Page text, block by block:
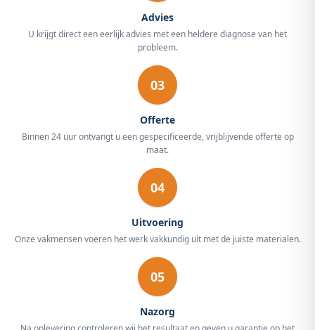
Advies
U krijgt direct een eerlijk advies met een heldere diagnose van het
probleem.
03
Offerte
Binnen 24 uur ontvangt u een gespecificeerde, vrijblijvende offerte op
maat.
04
Uitvoering
Onze vakmensen voeren het werk vakkundig uit met de juiste materialen.
05
Nazorg